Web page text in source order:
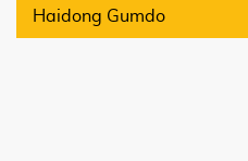
Haidong Gumdo